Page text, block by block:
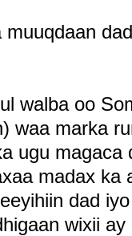
walba oo
waa marka
ugu
madax ka
dad
wixii